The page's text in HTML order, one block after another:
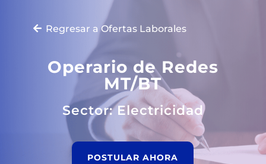
Regresar a Ofertas Laborales
Operario de Redes
MT/BT
Sector: Electricidad
POSTULAR AHORA